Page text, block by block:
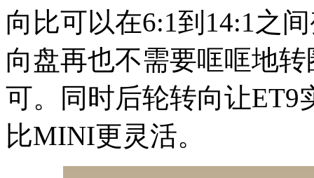
向比可以在6:1到14:1之
向盘再也不需要哐哐地
可。同时后轮转向让ET9
比MINI更灵活。